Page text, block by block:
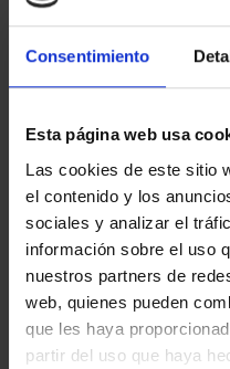
Consentimiento
Esta página web usa
Las cookies de este sitio
el contenido y los
sociales y analizar el
información sobre el uso
nuestros partners de
web, quienes pueden
que les haya
partir del uso que haya
PATRIMONIO
NACIONAL II - PALACIO